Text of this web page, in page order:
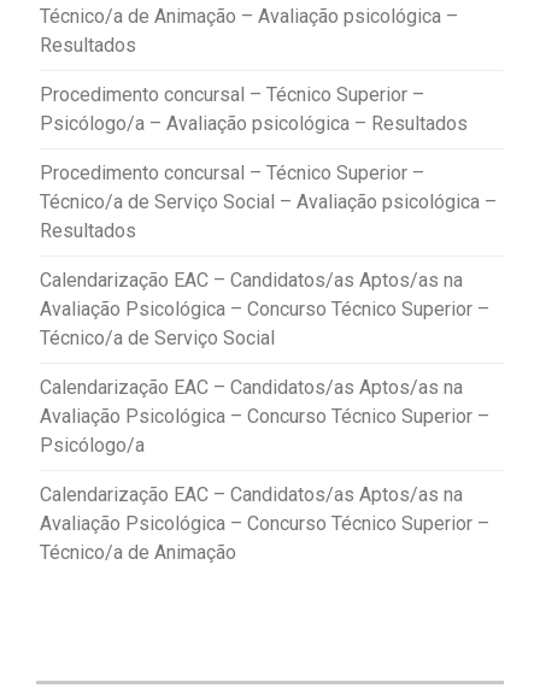
Técnico/a de Animação – Avaliação psicológica –
Resultados
Procedimento concursal – Técnico Superior –
Psicólogo/a – Avaliação psicológica – Resultados
Procedimento concursal – Técnico Superior –
Técnico/a de Serviço Social – Avaliação psicológica –
Resultados
Calendarização EAC – Candidatos/as Aptos/as na
Avaliação Psicológica – Concurso Técnico Superior –
Técnico/a de Serviço Social
Calendarização EAC – Candidatos/as Aptos/as na
Avaliação Psicológica – Concurso Técnico Superior –
Psicólogo/a
Calendarização EAC – Candidatos/as Aptos/as na
Avaliação Psicológica – Concurso Técnico Superior –
Técnico/a de Animação